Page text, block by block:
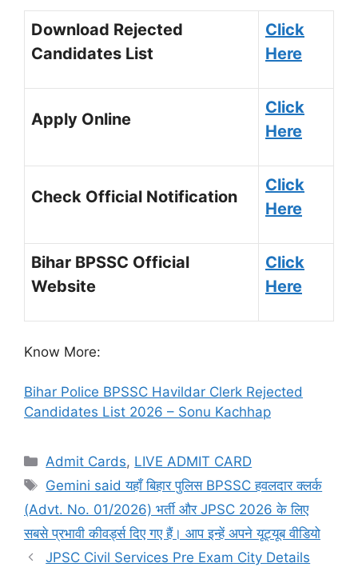
Download Rejected
Candidates List
Click
Here
Apply Online
Click
Here
Check Official Notification
Click
Here
Bihar BPSSC Official
Website
Click
Here
Know More:
Bihar Police BPSSC Havildar Clerk Rejected
Candidates List 2026 – Sonu Kachhap
Admit Cards, LIVE ADMIT CARD
Gemini said यहाँ बिहार पुलिस BPSSC हवलदार क्लर्क
(Advt. No. 01/2026) भर्ती और JPSC 2026 के लिए
सबसे प्रभावी कीवर्ड्स दिए गए हैं। आप इन्हें अपने यूट्यूब वीडियो
JPSC Civil Services Pre Exam City Details